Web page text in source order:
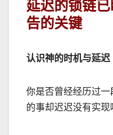
延迟的锁链已
告的关键
认识神的时机与延迟
你是否曾经经历过
的事却迟迟没有实现